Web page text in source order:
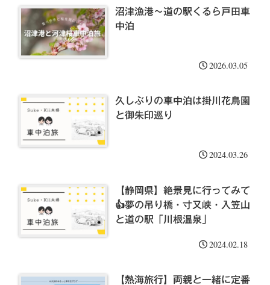
沼津漁港〜道の駅くるら戸田車
中泊
2026.03.05
久しぶりの車中泊は掛川花鳥園
と御朱印巡り
2024.03.26
【静岡県】絶景見に行ってみて
👍夢の吊り橋・寸又峡・入笠山
と道の駅「川根温泉」
2024.02.18
【熱海旅行】両親と一緒に定番